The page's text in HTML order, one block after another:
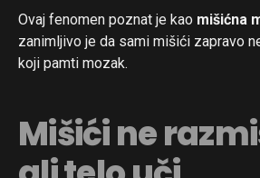
Ovaj fenomen poznat je kao mišićna
zanimljivo je da sami mišići zapravo
koji pamti mozak.
Mišići ne